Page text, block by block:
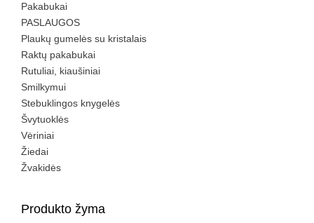
Pakabukai
PASLAUGOS
Plaukų gumelės su kristalais
Raktų pakabukai
Rutuliai, kiaušiniai
Smilkymui
Stebuklingos knygelės
Švytuoklės
Vėriniai
Žiedai
Žvakidės
Produkto žyma